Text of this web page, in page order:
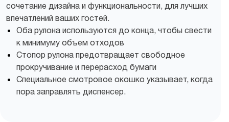
сочетание дизайна и функциональности, для лучших
впечатлений ваших гостей.
Оба рулона используются до конца, чтобы свести
к минимуму объем отходов
Стопор рулона предотвращает свободное
прокручивание и перерасход бумаги
Специальное смотровое окошко указывает, когда
пора заправлять диспенсер.